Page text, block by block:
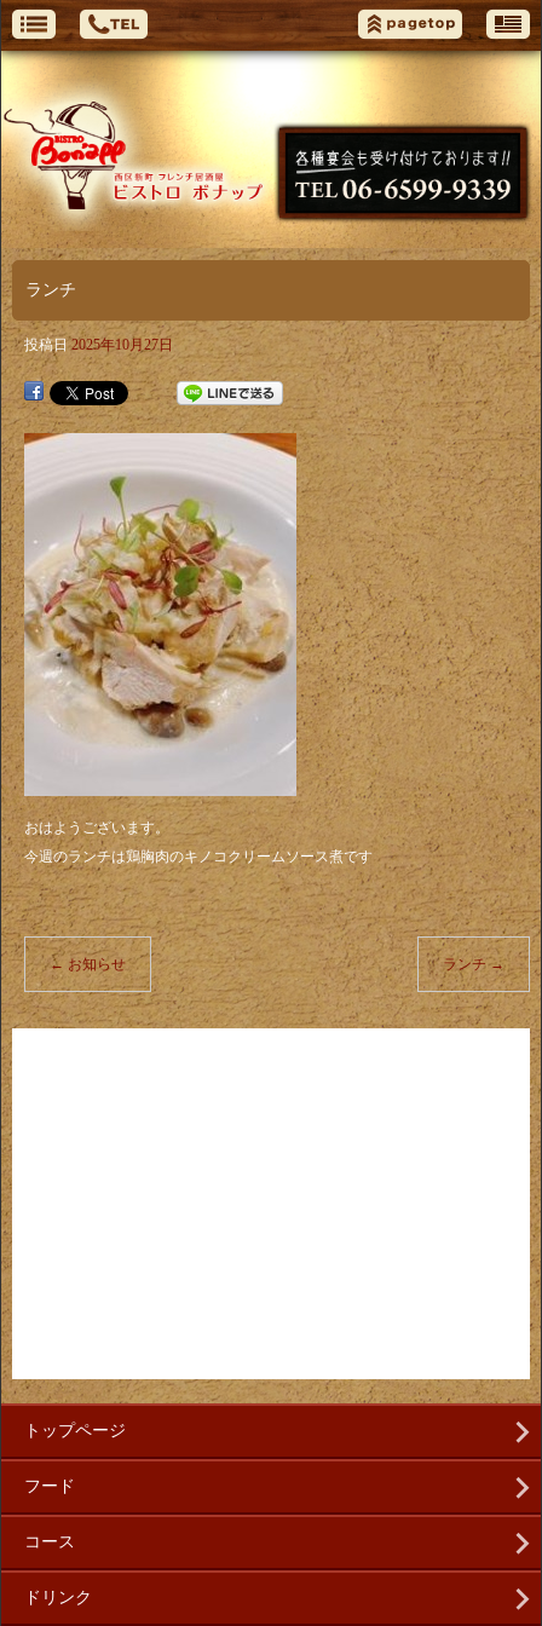
ランチ
投稿日 2025年10月27日
おはようございます。
今週のランチは鶏胸肉のキノコクリームソース煮です
← お知らせ ランチ→
トップページ
フード
コース
ドリンク